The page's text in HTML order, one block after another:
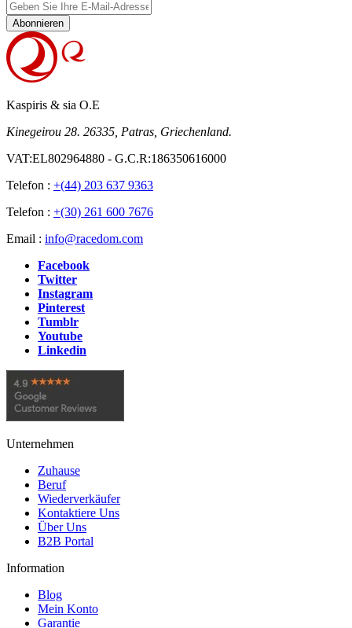
Abonnieren
Kaspiris & sia O.E
Kinegeirou 28. 26335, Patras, Griechenland.
VAT:EL802964880 - G.C.R:186350616000
Telefon : +(44) 203 637 9363
Telefon : +(30) 261 600 7676
Email : info@racedom.com
Facebook
Twitter
Instagram
Pinterest
Tumblr
Youtube
Linkedin
Unternehmen
Zuhause
Beruf
Wiederverkäufer
Kontaktiere Uns
Über Uns
B2B Portal
Information
Blog
Mein Konto
Garantie